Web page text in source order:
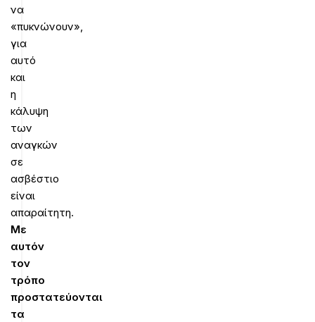
να
«πυκνώνουν»,
για
αυτό
και
η
κάλυψη
των
αναγκών
σε
ασβέστιο
είναι
απαραίτητη.
Με
αυτόν
τον
τρόπο
προστατεύονται
τα